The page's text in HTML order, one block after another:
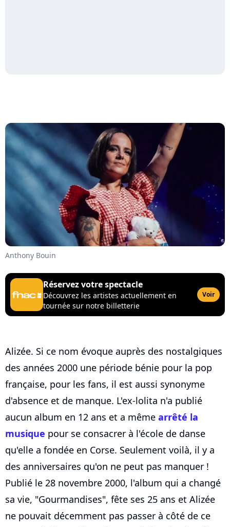
Anthony Bouin
Réservez votre spectacle
Découvrez les artistes actuellement en
tournée sur notre billetterie
Voir
Alizée. Si ce nom évoque auprès des nostalgiques
des années 2000 une période bénie pour la pop
française, pour les fans, il est aussi synonyme
d'absence et de manque. L'ex-lolita n'a publié
aucun album en 12 ans et a même arrêté la
musique pour se consacrer à l'école de danse
qu'elle a fondée en Corse. Seulement voilà, il y a
des anniversaires qu'on ne peut pas manquer !
Publié le 28 novembre 2000, l'album qui a changé
sa vie, "Gourmandises", fête ses 25 ans et Alizée
ne pouvait décemment pas passer à côté de ce